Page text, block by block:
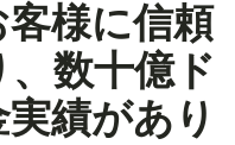
様に信頼
数十億ド
績があり